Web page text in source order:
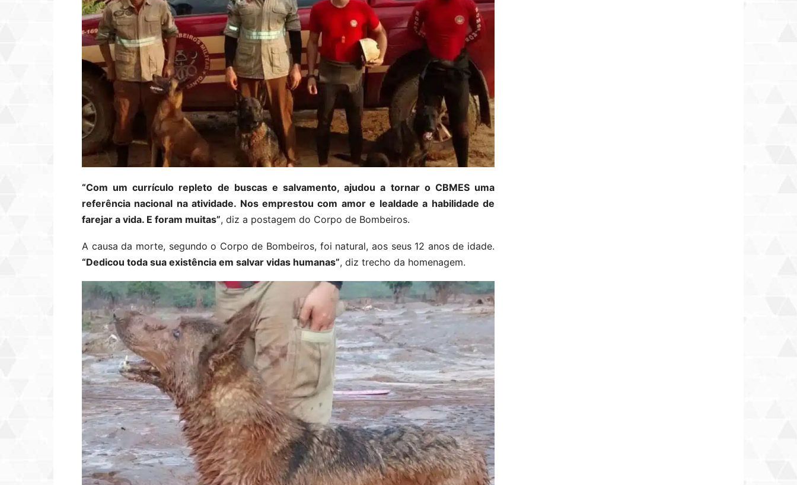
“Com um currículo repleto de buscas e salvamento, ajudou a tornar o CBMES uma
referência nacional na atividade. Nos emprestou com amor e lealdade a habilidade de
farejar a vida. E foram muitas”, diz a postagem do Corpo de Bombeiros.
A causa da morte, segundo o Corpo de Bombeiros, foi natural, aos seus 12 anos de idade.
“Dedicou toda sua existência em salvar vidas humanas”, diz trecho da homenagem.